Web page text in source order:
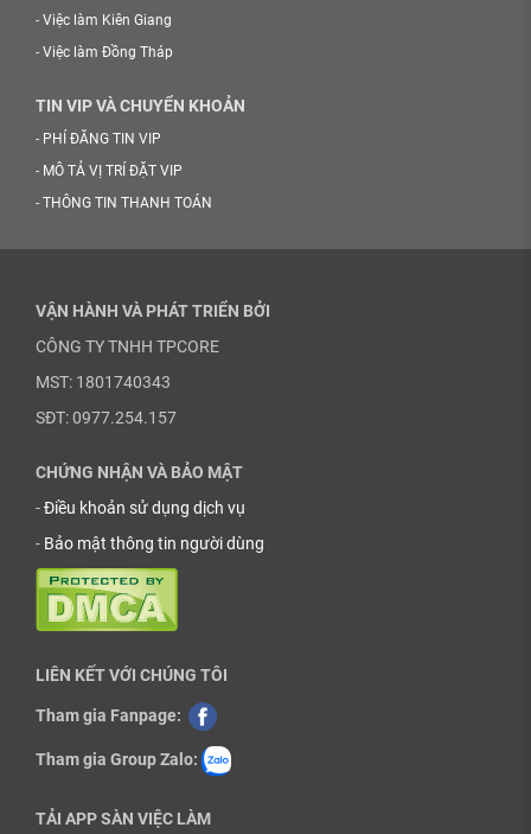
- Việc làm Kiên Giang
- Việc làm Đồng Tháp
TIN VIP VÀ CHUYỂN KHOẢN
- PHÍ ĐĂNG TIN VIP
- MÔ TẢ VỊ TRÍ ĐẶT VIP
- THÔNG TIN THANH TOÁN
VẬN HÀNH VÀ PHÁT TRIỂN BỞI
CÔNG TY TNHH TPCORE
MST: 1801740343
SĐT: 0977.254.157
CHỨNG NHẬN VÀ BẢO MẬT
-Điều khoản sử dụng dịch vụ
- Bảo mật thông tin người dùng
LIÊN KẾT VỚI CHÚNG TÔI
Tham gia Fanpage:
Tham gia Group Zalo:
TẢI APP SÀN VIỆC LÀM